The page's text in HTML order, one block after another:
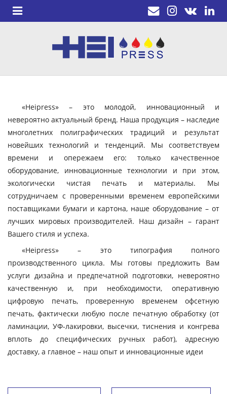
«Heipress» – это молодой, инновационный и
невероятно актуальный бренд. Наша продукция – наследие
многолетних полиграфических традиций и результат
новейших технологий и тенденций. Мы соответствуем
времени и опережаем его: только качественное
оборудование, инновационные технологии и при этом,
экологически чистая печать и материалы. Мы
сотрудничаем с проверенными временем европейскими
поставщиками бумаги и картона, наше оборудование – от
лучших мировых производителей. Наш дизайн – гарант
Вашего стиля и успеха.
«Heipress» – это типография полного
производственного цикла. Мы готовы предложить Вам
услуги дизайна и предпечатной подготовки, невероятно
качественную и, при необходимости, оперативную
цифровую печать, проверенную временем офсетную
печать, фактически любую после печатную обработку (от
ламинации, УФ-лакировки, высечки, тиснения и конгрева
вплоть до специфических ручных работ), адресную
доставку, а главное – наш опыт и инновационные идеи